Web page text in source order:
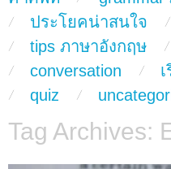
Main
ประโยคน่าสนใจ
tips ภาษาอังกฤษ
conversation
quiz
Tag Archives: